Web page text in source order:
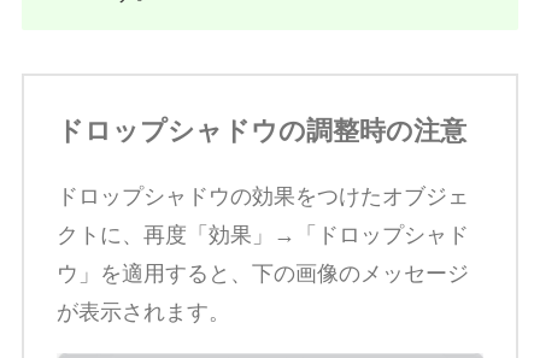
ドロップシャドウの調整時の注意
ドロップシャドウの効果をつけたオブジェ
クトに、再度「効果」→「ドロップシャド
ウ」を適用すると、下の画像のメッセージ
が表示されます。